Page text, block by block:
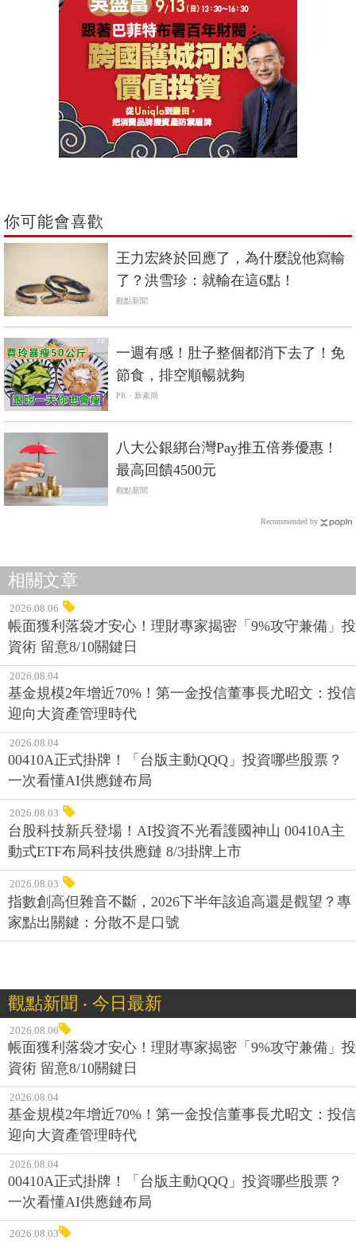
你可能會喜歡
王力宏終於回應了，為什麼說他寫輸
了？洪雪珍：就輸在這6點！
觀點新聞
PR
一週有感！肚子整個都消下去了！免
節食，排空順暢就夠
PR・新素簡
八大公銀綁台灣Pay推五倍券優惠！
最高回饋4500元
觀點新聞
Recommended by
相關文章
2026.08.06
帳面獲利落袋才安心！理財專家揭密「9%攻守兼備」投
資術 留意8/10關鍵日
2026.08.04
基金規模2年增近70%！第一金投信董事長尤昭文：投信
迎向大資產管理時代
2026.08.04
00410A正式掛牌！「台版主動QQQ」投資哪些股票？
一次看懂AI供應鏈布局
2026.08.03
台股科技新兵登場！AI投資不光看護國神山 00410A主
動式ETF布局科技供應鏈 8/3掛牌上市
2026.08.03
指數創高但雜音不斷，2026下半年該追高還是觀望？專
家點出關鍵：分散不是口號
觀點新聞 ‧ 今日最新
2026.08.06
帳面獲利落袋才安心！理財專家揭密「9%攻守兼備」投
資術 留意8/10關鍵日
2026.08.04
基金規模2年增近70%！第一金投信董事長尤昭文：投信
迎向大資產管理時代
2026.08.04
00410A正式掛牌！「台版主動QQQ」投資哪些股票？
一次看懂AI供應鏈布局
2026.08.03